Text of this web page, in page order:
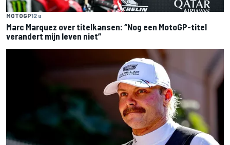
MOTOGP12 u
Marc Marquez over titelkansen: “Nog een MotoGP-titel
verandert mijn leven niet”